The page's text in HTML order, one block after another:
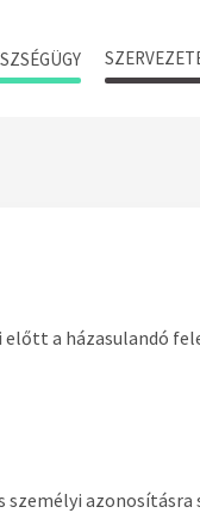
előtt a házasulandó
személyi